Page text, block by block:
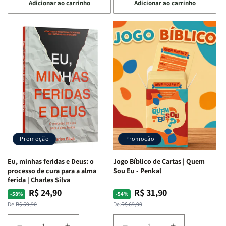
quantidade
de
Devocional
Quarto
de
Guerra
Isabelle
S.
Alves
quantidade
de
Devocional
Quarto
Guerra
Isabelle
S.
Alves
Adicionar ao carrinho
quantidade
de
Eu,
Minhas
Lutas
Internas
e
Deus
|
Identificando
Lutas
Emocionais
e
Espirituais
|
Estela
quantidade
de
Eu,
Minhas
Lutas
Internas
e
Deus
|
Identificando
as
Lutas
Emocionais
e
Espirituais
|
Adicionar ao carrinho
Promoção
Eu, minhas feridas e Deus: o
processo de cura para a alma
ferida | Charles Silva
-58%
Preço
normal
De:R$ 59,90
Preço
promocional
R$ 24,90
Promoção
Jogo Bíblico de Cartas | Quem
Sou Eu - Penkal
-54%
Preço
normal
De:R$ 69,90
Preço
promocional
R$ 31,90